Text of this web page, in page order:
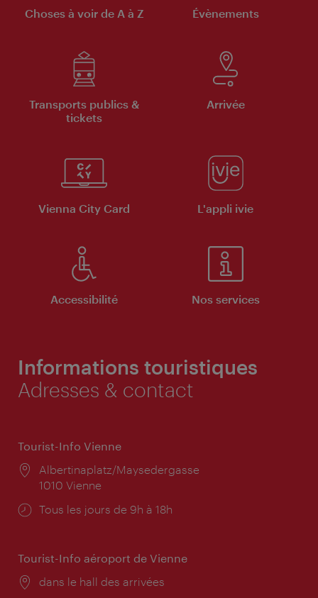
Choses à voir de A à Z Évènements
Transports publics &
tickets
Arrivée
Vienna City Card L'appli ivie
Accessibilité Nos services
Informations touristiques
Adresses & contact
Tourist-Info Vienne
Lieu:
Albertinaplatz/Maysedergasse
1010 Vienne
Horaires
Tous les jours de 9h à 18h
Tourist-Info aéroport de Vienne
Lieu:
dans le hall des arrivées